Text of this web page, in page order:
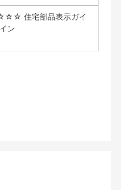
住宅部品表示ガイ
ン